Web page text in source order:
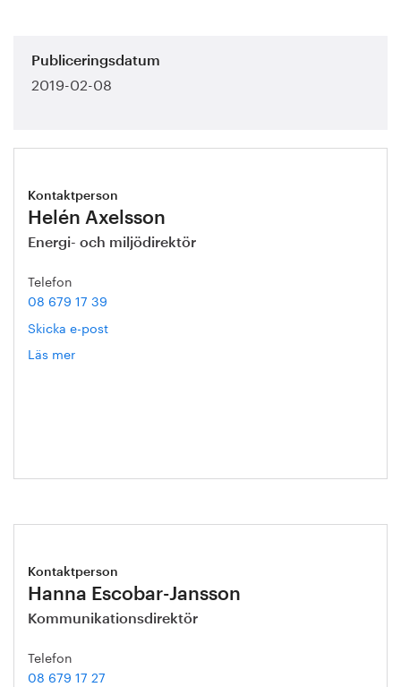
Publiceringsdatum
2019-02-08
Kontaktperson
Helén Axelsson
Energi- och miljödirektör
Telefon
08 679 17 39
Skicka e-post
Läs mer
Kontaktperson
Hanna Escobar-Jansson
Kommunikationsdirektör
Telefon
08 679 17 27